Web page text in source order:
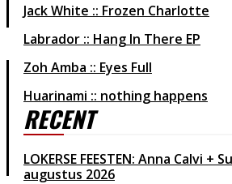
Jack White :: Frozen Charlotte
Labrador :: Hang In There EP
Zoh Amba :: Eyes Full
Huarinami :: nothing happens
RECENT
LOKERSE FEESTEN: Anna Calvi +
augustus 2026